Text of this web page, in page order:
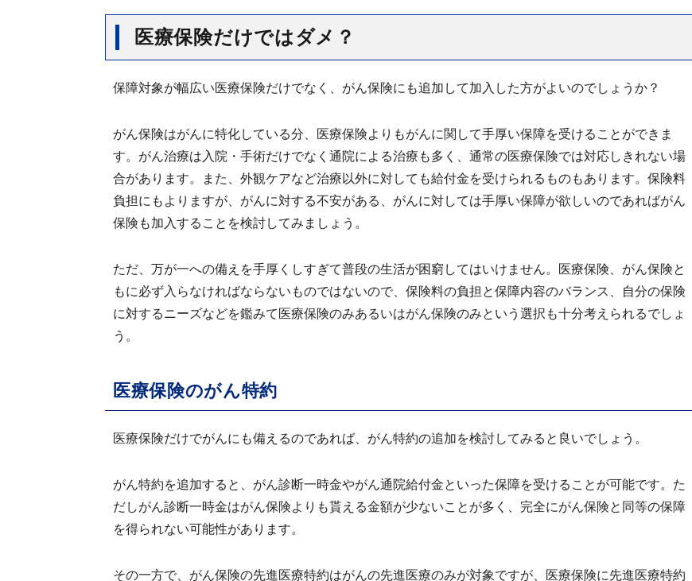
医療保険だけではダメ？
保障対象が幅広い医療保険だけでなく、がん保険にも追加して加入した方がよいのでしょうか？
がん保険はがんに特化している分、医療保険よりもがんに関して手厚い保障を受けることができま
す。がん治療は入院・手術だけでなく通院による治療も多く、通常の医療保険では対応しきれない場
合があります。また、外観ケアなど治療以外に対しても給付金を受けられるものもあります。保険料
負担にもよりますが、がんに対する不安がある、がんに対しては手厚い保障が欲しいのであればがん
保険も加入することを検討してみましょう。
ただ、万が一への備えを手厚くしすぎて普段の生活が困窮してはいけません。医療保険、がん保険と
もに必ず入らなければならないものではないので、保険料の負担と保障内容のバランス、自分の保険
に対するニーズなどを鑑みて医療保険のみあるいはがん保険のみという選択も十分考えられるでしょ
う。
医療保険のがん特約
医療保険だけでがんにも備えるのであれば、がん特約の追加を検討してみると良いでしょう。
がん特約を追加すると、がん診断一時金やがん通院給付金といった保障を受けることが可能です。た
だしがん診断一時金はがん保険よりも貰える金額が少ないことが多く、完全にがん保険と同等の保障
を得られない可能性があります。
その一方で、がん保険の先進医療特約はがんの先進医療のみが対象ですが、医療保険に先進医療特約